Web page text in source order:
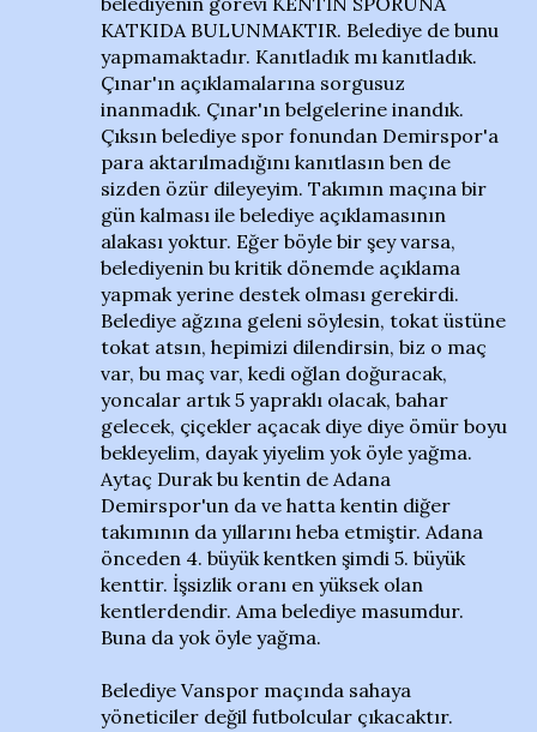
KATKIDA BULUNMAKTIR. Belediye de bunu
yapmamaktadır. Kanıtladık mı kanıtladık.
Çınar'ın açıklamalarına sorgusuz
inanmadık. Çınar'ın belgelerine inandık.
Çıksın belediye spor fonundan Demirspor'a
para aktarılmadığını kanıtlasın ben de
sizden özür dileyeyim. Takımın maçına bir
gün kalması ile belediye açıklamasının
alakası yoktur. Eğer böyle bir şey varsa,
belediyenin bu kritik dönemde açıklama
yapmak yerine destek olması gerekirdi.
Belediye ağzına geleni söylesin, tokat üstüne
tokat atsın, hepimizi dilendirsin, biz o maç
var, bu maç var, kedi oğlan doğuracak,
yoncalar artık 5 yapraklı olacak, bahar
gelecek, çiçekler açacak diye diye ömür boyu
bekleyelim, dayak yiyelim yok öyle yağma.
Aytaç Durak bu kentin de Adana
Demirspor'un da ve hatta kentin diğer
takımının da yıllarını heba etmiştir. Adana
önceden 4. büyük kentken şimdi 5. büyük
kenttir. İşsizlik oranı en yüksek olan
kentlerdendir. Ama belediye masumdur.
Buna da yok öyle yağma.
Belediye Vanspor maçında sahaya
yöneticiler değil futbolcular çıkacaktır.